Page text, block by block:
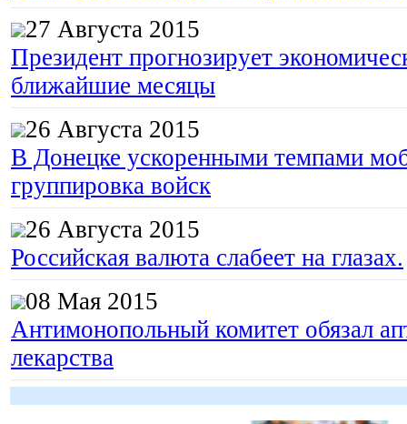
27 Августа 2015
Президент прогнозирует
ближайшие месяцы
26 Августа 2015
В Донецке ускоренными темпами
группировка войск
26 Августа 2015
Российская валюта слабеет на глазах.
08 Мая 2015
Антимонопольный комитет обязал
лекарства